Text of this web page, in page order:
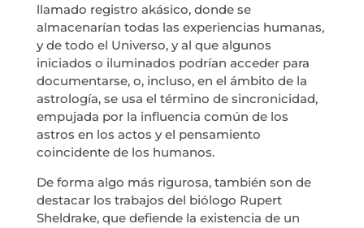
llamado registro akásico, donde se
almacenarían todas las experiencias humanas,
y de todo el Universo, y al que algunos
iniciados o iluminados podrían acceder para
documentarse, o, incluso, en el ámbito de la
astrología, se usa el término de sincronicidad,
empujada por la influencia común de los
astros en los actos y el pensamiento
coincidente de los humanos.
De forma algo más rigurosa, también son de
destacar los trabajos del biólogo Rupert
Sheldrake, que defiende la existencia de un